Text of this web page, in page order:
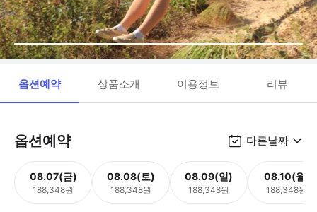
옵션예약 상품소개 이용정보 리뷰
옵션예약 다른날짜
08.07(금)
188,348원
08.08(토)
188,348원
08.09(일)
188,348원
08.10(월)
188,348원